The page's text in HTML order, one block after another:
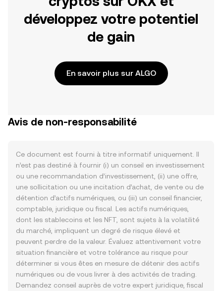
développez votre potentiel
de gain
En savoir plus sur ALGO
Avis de non-responsabilité
Ce document est fourni à titre informatif uniquement. Il
n’est pas destiné à fournir (i) un conseil en investissement
ou une recommandation d’investissement, (ii) une offre,
une sollicitation ou une incitation d’achat, de vente ou de
détention d’actifs numériques, ou (iii) un conseil financier,
comptable, juridique ou fiscal. Les actifs numériques,
dont les stablecoins et les NFT, sont sujets à la volatilité
du marché, impliquent un degré de risque élevé et
peuvent perdre de la valeur. Évaluez attentivement votre
situation financière et votre tolérance au risque pour
déterminer si vous êtes en mesure de détenir des actifs
numériques ou de vous livrer à des activités de trading.
Demandez conseil auprès de votre expert juridique, fiscal